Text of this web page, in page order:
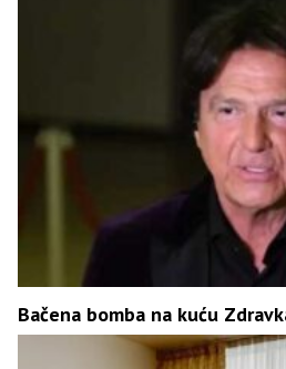
Bačena bomba na kuću